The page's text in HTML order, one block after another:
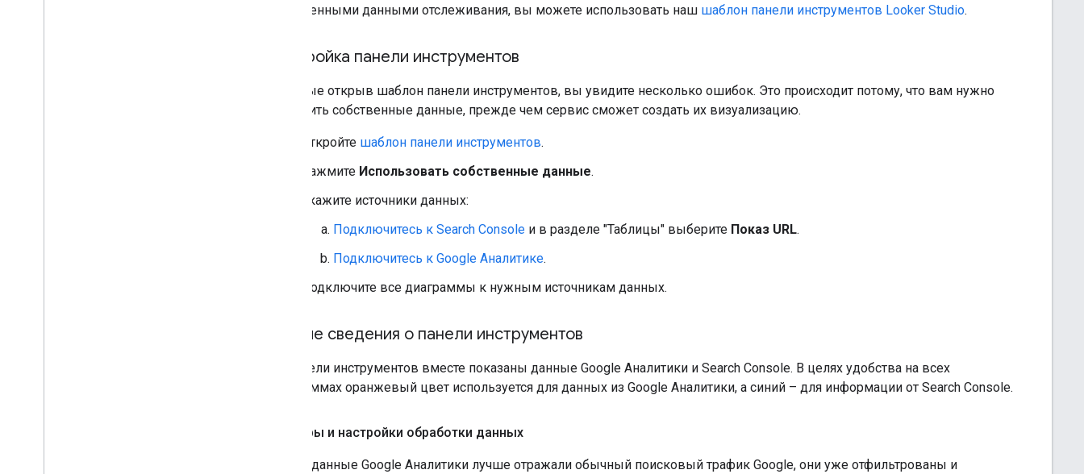
собственными данными отслеживания, вы можете использовать наш шаблон панели инструментов Looker Studio.
Настройка панели инструментов
Впервые открыв шаблон панели инструментов, вы увидите несколько ошибок. Это происходит потому, что вам нужно
настроить собственные данные, прежде чем сервис сможет создать их визуализацию.
Откройте шаблон панели инструментов.
Нажмите Использовать собственные данные.
Укажите источники данных:
Подключитесь к Search Console и в разделе "Таблицы" выберите Показ URL.
Подключитесь к Google Аналитике.
Подключите все диаграммы к нужным источникам данных.
Общие сведения о панели инструментов
На панели инструментов вместе показаны данные Google Аналитики и Search Console. В целях удобства на всех
диаграммах оранжевый цвет используется для данных из Google Аналитики, а синий – для информации от Search Console.
Фильтры и настройки обработки данных
Чтобы данные Google Аналитики лучше отражали обычный поисковый трафик Google, они уже отфильтрованы и